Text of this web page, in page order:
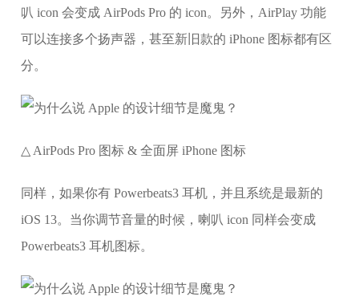
叭 icon 会变成 AirPods Pro 的 icon。另外，AirPlay 功能
可以连接多个扬声器，甚至新旧款的 iPhone 图标都有区
分。
△ AirPods Pro 图标 & 全面屏 iPhone 图标
同样，如果你有 Powerbeats3 耳机，并且系统是最新的
iOS 13。当你调节音量的时候，喇叭 icon 同样会变成
Powerbeats3 耳机图标。